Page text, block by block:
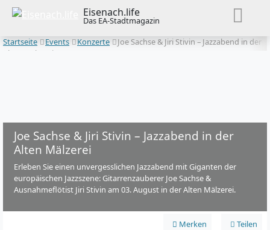
Eisenach.life
Das EA-Stadtmagazin
Startseite
Events Konzerte
Joe Sachse & Jiri Stivin – Jazzabend in der
Alten Mälzerei
Joe Sachse & Jiri Stivin – Jazzabend in der
Alten Mälzerei
Erleben Sie einen unvergesslichen Jazzabend mit Giganten der
europäischen Jazzszene: Gitarrenzauberer Joe Sachse &
Ausnahmeflötist Jiri Stivin am 03. August in der Alten Mälzerei.
Merken Teilen